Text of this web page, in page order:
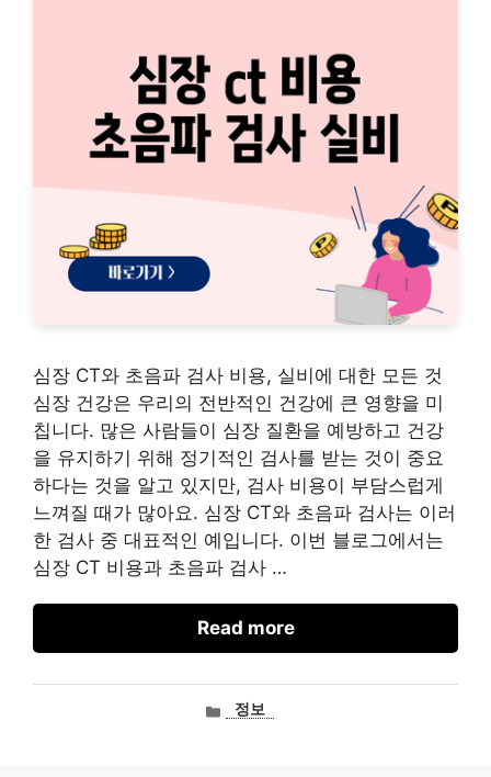
심장 CT와 초음파 검사 비용, 실비에 대한 모든 것
심장 건강은 우리의 전반적인 건강에 큰 영향을 미
칩니다. 많은 사람들이 심장 질환을 예방하고 건강
을 유지하기 위해 정기적인 검사를 받는 것이 중요
하다는 것을 알고 있지만, 검사 비용이 부담스럽게
느껴질 때가 많아요. 심장 CT와 초음파 검사는 이러
한 검사 중 대표적인 예입니다. 이번 블로그에서는
심장 CT 비용과 초음파 검사 …
Read more
카정보